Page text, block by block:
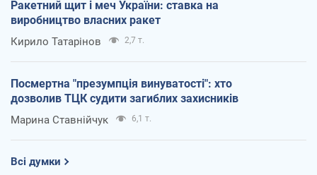
Ракетний щит і меч України: ставка на
виробництво власних ракет
Кирило Татарінов 2,7 т.
Посмертна "презумпція винуватості": хто
дозволив ТЦК судити загиблих захисників
Марина Ставнійчук 6,1 т.
Всі думки